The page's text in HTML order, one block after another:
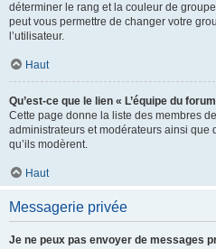
déterminer le rang et la couleur de
peut vous permettre de changer votre
l’utilisateur.
Haut
Qu’est-ce que le lien « L’équipe du
Cette page donne la liste des membres
administrateurs et modérateurs ainsi que
qu’ils modèrent.
Haut
Messagerie privée
Je ne peux pas envoyer de messages